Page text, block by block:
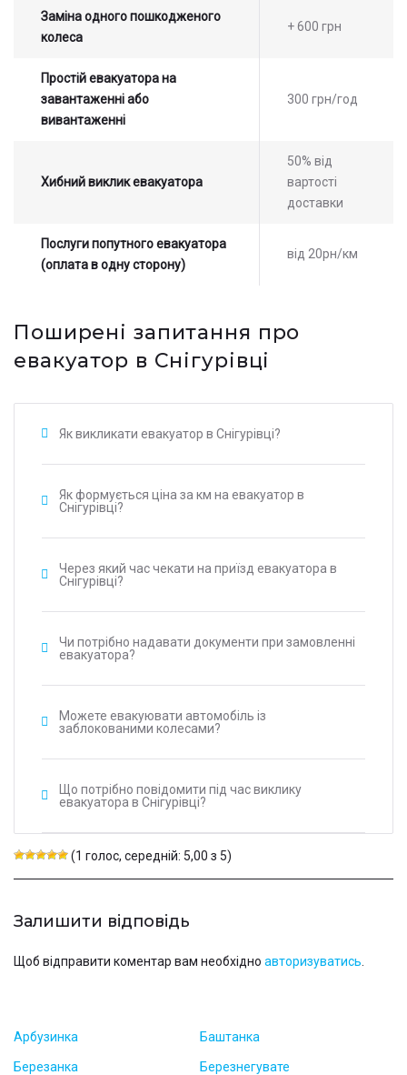
Арбузинка Баштанка
Березанка Березнегувате
Заміна одного пошкодженого
колеса
+ 600 грн
Простій евакуатора на
завантаженні або
вивантаженні
300 грн/год
Хибний виклик евакуатора
50% від
вартості
доставки
Послуги попутного евакуатора
(оплата в одну сторону)
від 20рн/км
Поширені запитання про
евакуатор в Снігурівці
Як викликати евакуатор в Снігурівці?
Як формується ціна за км на евакуатор в
Снігурівці?
Через який час чекати на приїзд евакуатора в
Снігурівці?
Чи потрібно надавати документи при замовленні
евакуатора?
Можете евакуювати автомобіль із
заблокованими колесами?
Що потрібно повідомити під час виклику
евакуатора в Снігурівці?
(1 голос, середній: 5,00 з 5)
Залишити відповідь
Щоб відправити коментар вам необхідно авторизуватись